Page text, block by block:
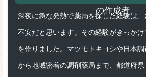
深夜に急な発熱で薬局を探した経験は
不安だと思います。その経験がきっか
を作りました。マツモトキヨシや日本
から地域密着の調剤薬局まで、都道府